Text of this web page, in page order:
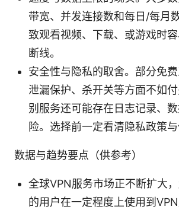
带宽、并发连接数和每日/每月
致观看视频、下载、或游戏时
断线。
安全性与隐私的取舍。部分免费
泄漏保护、杀开关等方面不如
别服务还可能存在日志记录、
险。选择前一定看清隐私政策与
数据与趋势要点（供参考）
全球VPN服务市场正不断扩大
的用户在一定程度上使用到